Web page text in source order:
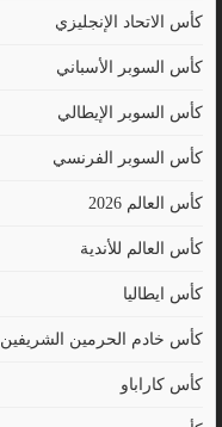
كأس الاتحاد الإنجليزي
كأس السوبر الأسباني
كأس السوبر الإيطالي
كأس السوبر الفرنسي
كأس العالم 2026
كأس العالم للأندية
كأس ايطاليا
كأس خادم الحرمين الشريفين
كأس كاراباو